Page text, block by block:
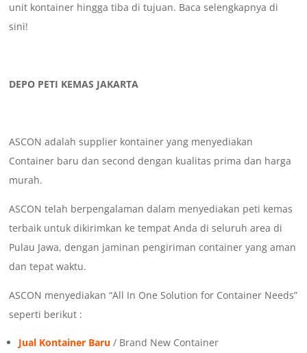
unit kontainer hingga tiba di tujuan. Baca selengkapnya di
sini!
DEPO PETI KEMAS JAKARTA
ASCON adalah supplier kontainer yang menyediakan
Container baru dan second dengan kualitas prima dan harga
murah.
ASCON telah berpengalaman dalam menyediakan peti kemas
terbaik untuk dikirimkan ke tempat Anda di seluruh area di
Pulau Jawa, dengan jaminan pengiriman container yang aman
dan tepat waktu.
ASCON menyediakan “All In One Solution for Container Needs”
seperti berikut :
Jual Kontainer Baru / Brand New Container